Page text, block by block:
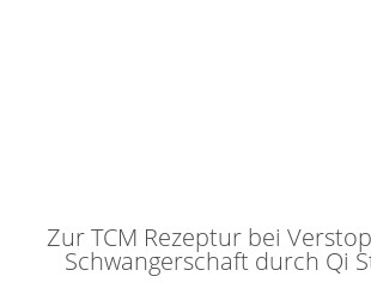
Zur TCM Rezeptur bei
Schwangerschaft durch Qi